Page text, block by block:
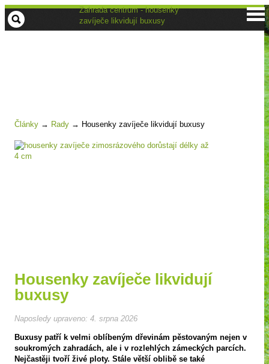
Zahrada centrum - housenky
zavíječe likvidují buxusy
Články → Rady → Housenky zavíječe likvidují buxusy
Housenky zavíječe likvidují
buxusy
Naposledy upraveno: 4. srpna 2026
Buxusy patří k velmi oblíbeným dřevinám pěstovaným nejen v
soukromých zahradách, ale i v rozlehlých zámeckých parcích.
Nejčastěji tvoří živé ploty. Stále větší oblibě se také